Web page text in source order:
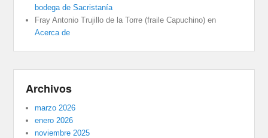
bodega de Sacristanía
Fray Antonio Trujillo de la Torre (fraile Capuchino) en
Acerca de
Archivos
marzo 2026
enero 2026
noviembre 2025